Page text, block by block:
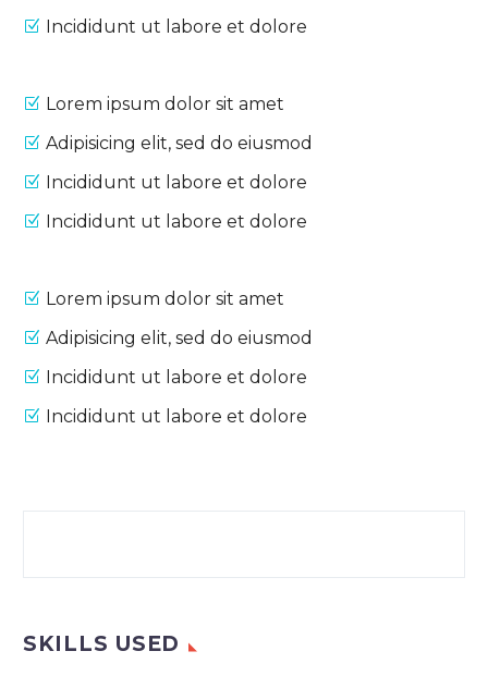
Incididunt ut labore et dolore
Lorem ipsum dolor sit amet
Adipisicing elit, sed do eiusmod
Incididunt ut labore et dolore
Incididunt ut labore et dolore
Lorem ipsum dolor sit amet
Adipisicing elit, sed do eiusmod
Incididunt ut labore et dolore
Incididunt ut labore et dolore
SKILLS USED